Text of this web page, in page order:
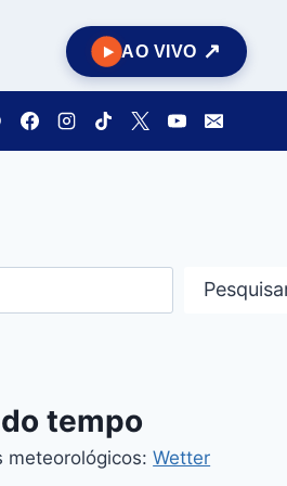
AO VIVO
tempo
meteorológicos:Wetter